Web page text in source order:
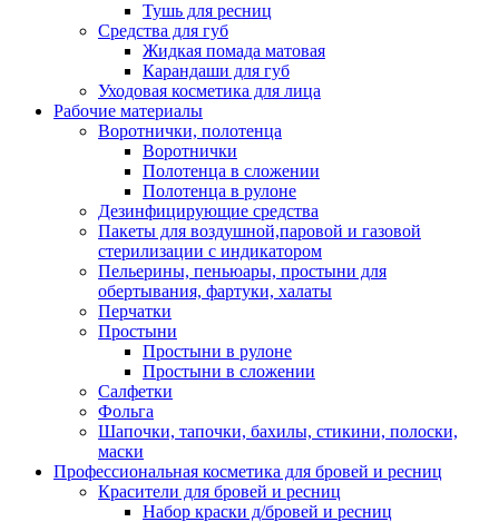
Тушь для ресниц
Средства для губ
Жидкая помада матовая
Карандаши для губ
Уходовая косметика для лица
Рабочие материалы
Воротнички, полотенца
Воротнички
Полотенца в сложении
Полотенца в рулоне
Дезинфицирующие средства
Пакеты для воздушной,паровой и газовой
стерилизации с индикатором
Пельерины, пеньюары, простыни для
обертывания, фартуки, халаты
Перчатки
Простыни
Простыни в рулоне
Простыни в сложении
Салфетки
Фольга
Шапочки, тапочки, бахилы, стикини, полоски,
маски
Профессиональная косметика для бровей и ресниц
Красители для бровей и ресниц
Набор краски д/бровей и ресниц